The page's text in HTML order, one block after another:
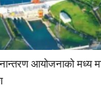
आयोजनाको मध्य